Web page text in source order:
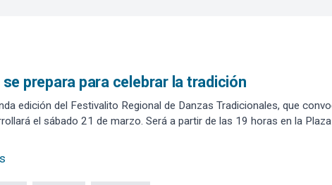
se prepara para celebrar la tradición
edición del Festivalito Regional de Danzas Tradicionales, que
el sábado 21 de marzo. Será a partir de las 19 horas en la